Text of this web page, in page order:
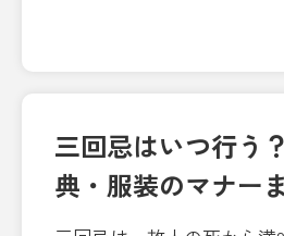
三回忌はいつ行う
典・服装のマナー